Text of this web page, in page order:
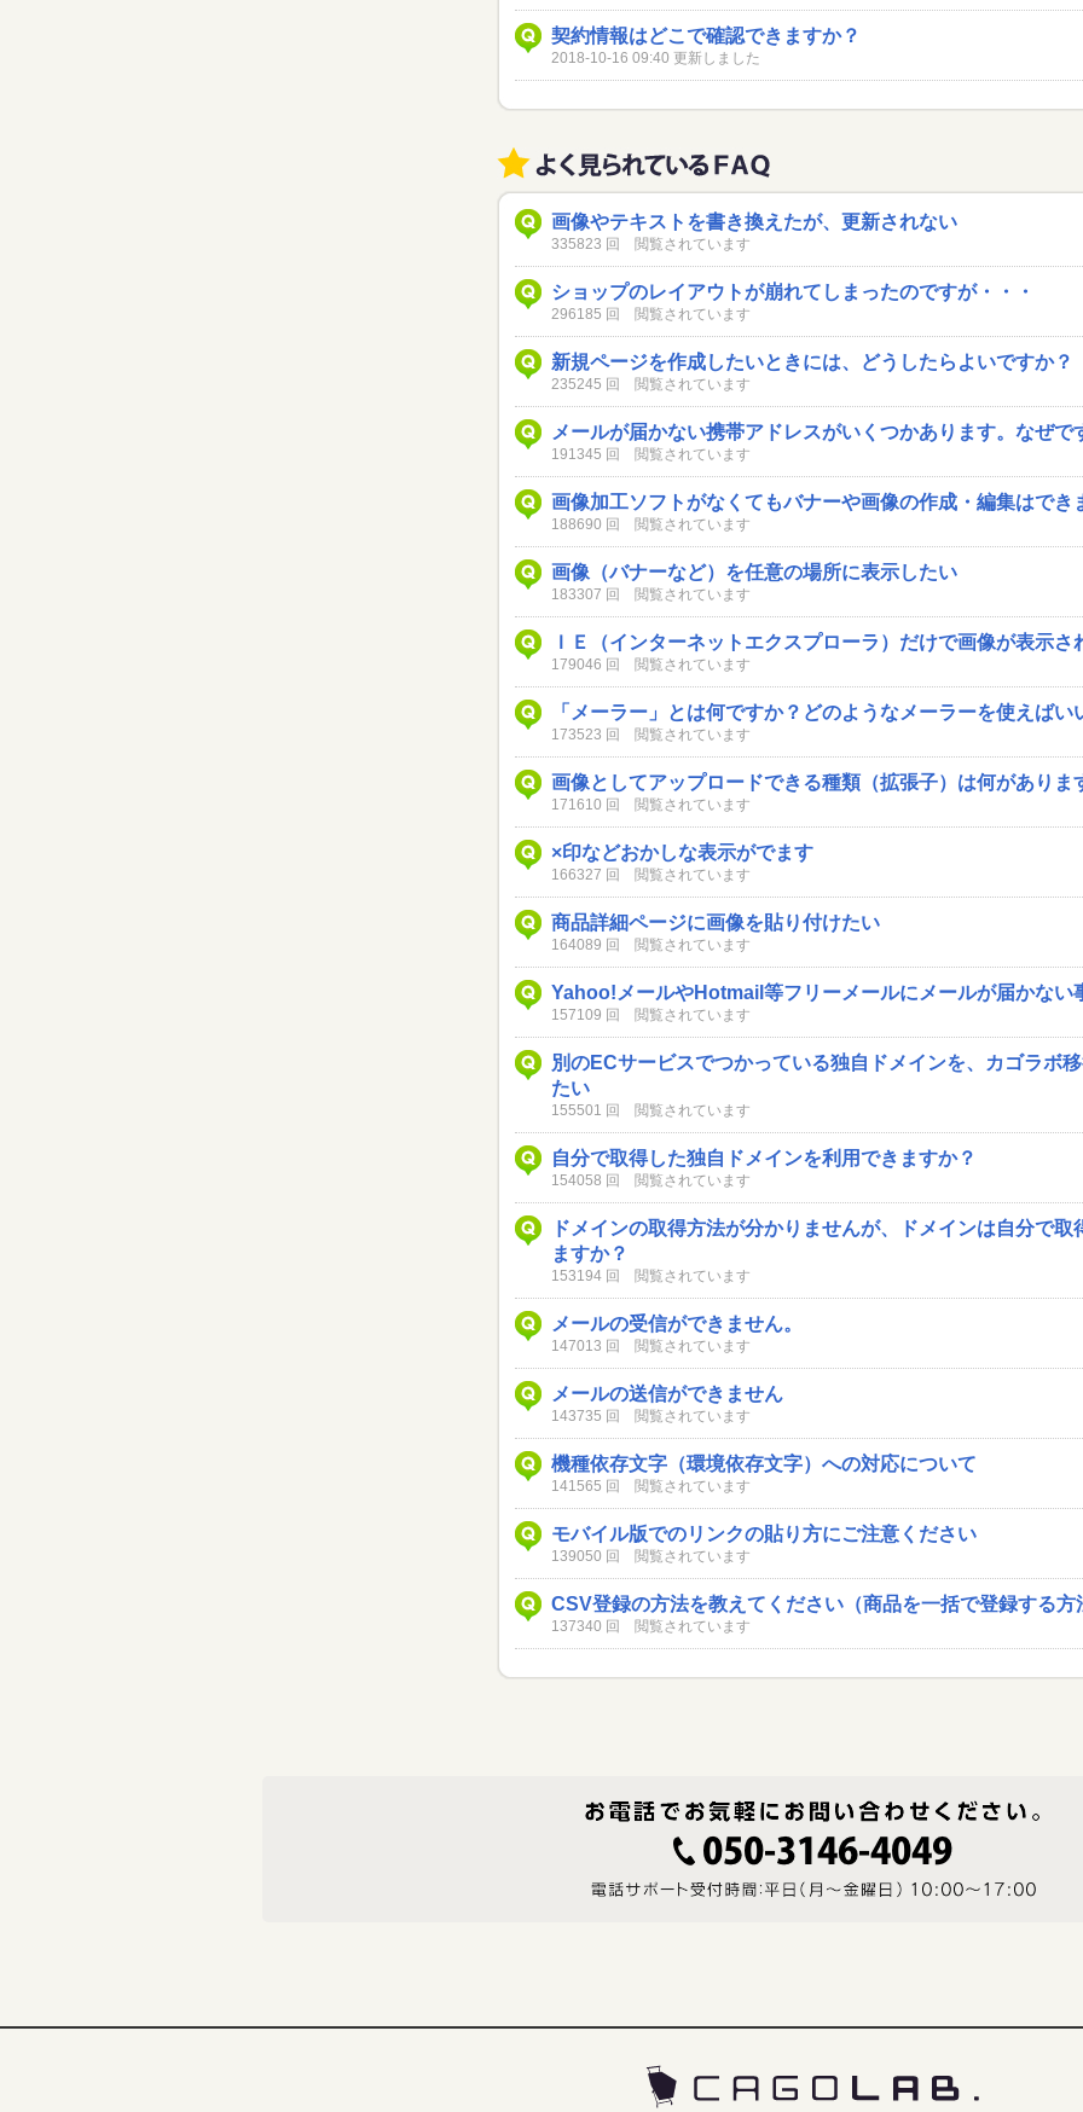
契約情報はどこで確認できますか？
2018-10-16 09:40 更新しました
画像やテキストを書き換えたが、更新されない
335823 回 閲覧されています
ショップのレイアウトが崩れてしまったのですが・・・
296185 回 閲覧されています
新規ページを作成したいときには、どうしたらよいですか？
235245 回 閲覧されています
メールが届かない携帯アドレスがいくつかあります。なぜで
191345 回 閲覧されています
画像加工ソフトがなくてもバナーや画像の作成・編集はでき
188690 回 閲覧されています
画像（バナーなど）を任意の場所に表示したい
183307 回 閲覧されています
ＩＥ（インターネットエクスプローラ）だけで画像が表示さ
179046 回 閲覧されています
「メーラー」とは何ですか？どのようなメーラーを使えばい
173523 回 閲覧されています
画像としてアップロードできる種類（拡張子）は何がありま
171610 回 閲覧されています
×印などおかしな表示がでます
166327 回 閲覧されています
商品詳細ページに画像を貼り付けたい
164089 回 閲覧されています
Yahoo!メールやHotmail等フリーメールにメールが届かない
157109 回 閲覧されています
別のECサービスでつかっている独自ドメインを、カゴラボ
たい
155501 回 閲覧されています
自分で取得した独自ドメインを利用できますか？
154058 回 閲覧されています
ドメインの取得方法が分かりませんが、ドメインは自分で取
ますか？
153194 回 閲覧されています
メールの受信ができません。
147013 回 閲覧されています
メールの送信ができません
143735 回 閲覧されています
機種依存文字（環境依存文字）への対応について
141565 回 閲覧されています
モバイル版でのリンクの貼り方にご注意ください
139050 回 閲覧されています
CSV登録の方法を教えてください（商品を一括で登録する方
137340 回 閲覧されています